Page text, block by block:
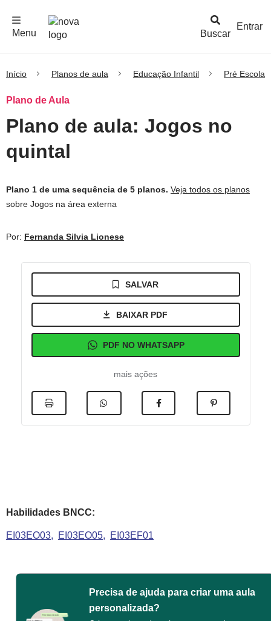
Buscar
Menu
Entrar
Início Planos de aula Educação Infantil Pré Escola
Plano de Aula
Plano de aula: Jogos no
quintal
Plano 1 de uma sequência de 5 planos. Veja todos os planos
sobre Jogos na área externa
Por: Fernanda Silvia Lionese
SALVAR
BAIXAR PDF
PDF NO WHATSAPP
mais ações
Habilidades BNCC:
EI03EO03 EI03EO05 EI03EF01
Precisa de ajuda para criar uma aula
personalizada?